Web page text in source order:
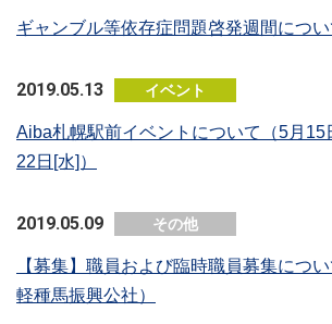
ギャンブル等依存症問題啓発週間につい
2019.05.13 イベント
Aiba札幌駅前イベントについて（5月15
22日[水]）
2019.05.09 その他
【募集】職員および臨時職員募集につ
軽種馬振興公社）